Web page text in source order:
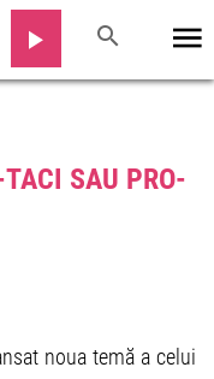
SAU PRO-
noua temă a celui